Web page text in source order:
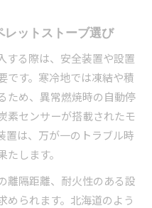
ットストーブ選び
する際は、安全装置や設置
です。寒冷地では凍結や積
ため、異常燃焼時の自動停
素センサーが搭載されたモ
置は、万が一のトラブル時
します。
離隔距離、耐火性のある設
められます。北海道のよう